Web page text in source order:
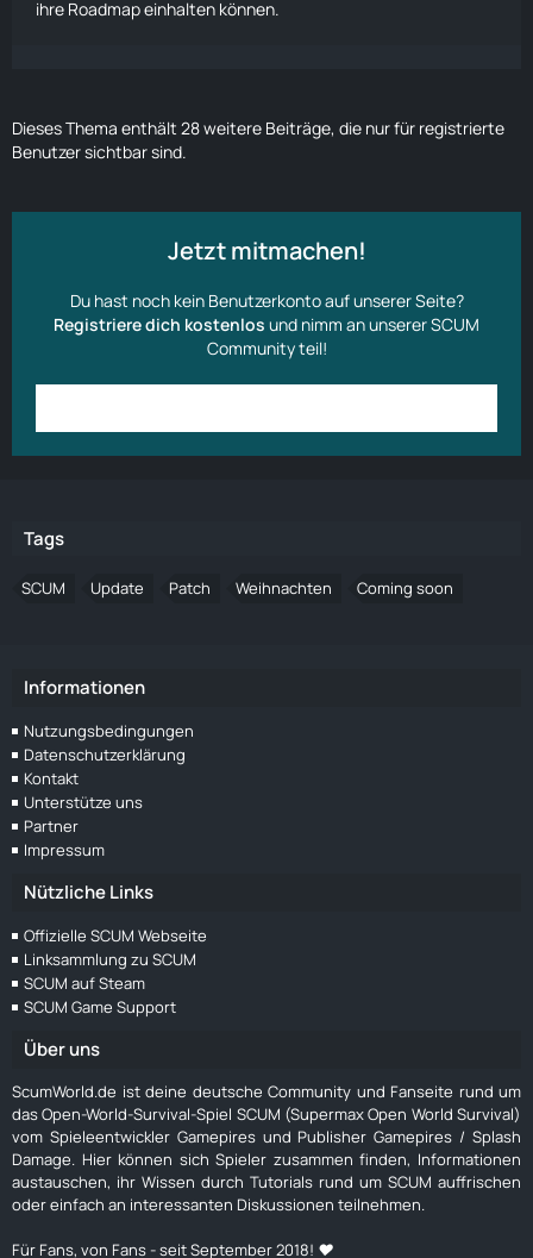
ihre Roadmap einhalten können.
Dieses Thema enthält 28 weitere Beiträge, die nur für registrierte
Benutzer sichtbar sind.
Jetzt mitmachen!
Du hast noch kein Benutzerkonto auf unserer Seite?
Registriere dich kostenlos und nimm an unserer SCUM
Community teil!
Tags
SCUM Update Patch Weihnachten Coming soon
Informationen
Nutzungsbedingungen
Datenschutzerklärung
Kontakt
Unterstütze uns
Partner
Impressum
Nützliche Links
Offizielle SCUM Webseite
Linksammlung zu SCUM
SCUM auf Steam
SCUM Game Support
Über uns
ScumWorld.de ist deine deutsche Community und Fanseite rund um
das Open-World-Survival-Spiel SCUM (Supermax Open World Survival)
vom Spieleentwickler Gamepires und Publisher Gamepires / Splash
Damage. Hier können sich Spieler zusammen finden, Informationen
austauschen, ihr Wissen durch Tutorials rund um SCUM auffrischen
oder einfach an interessanten Diskussionen teilnehmen.
Für Fans, von Fans - seit September 2018! ❤️